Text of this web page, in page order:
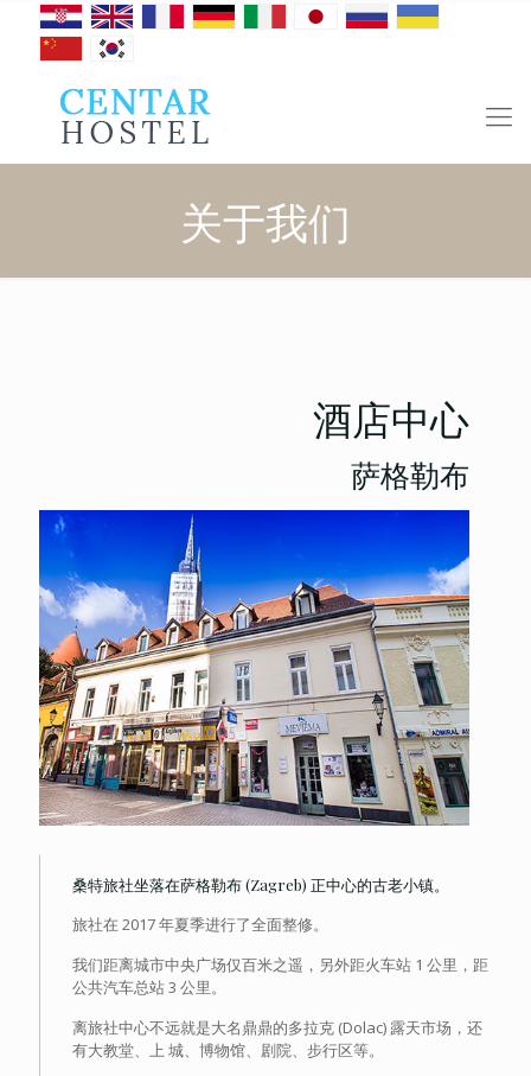
关于我们
酒店中心
萨格勒布
桑特旅社坐落在萨格勒布 (Zagreb) 正中心的古老小镇。
旅社在 2017 年夏季进行了全面整修。
我们距离城市中央广场仅百米之遥，另外距火车站 1 公里，距
公共汽车总站 3 公里。
离旅社中心不远就是大名鼎鼎的多拉克 (Dolac) 露天市场，还
有大教堂、上 城、博物馆、剧院、步行区等。